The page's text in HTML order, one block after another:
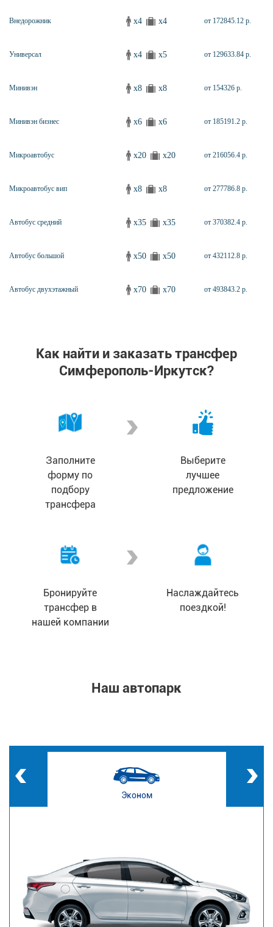
Внедорожник x4 x4 от 172845.12 р.
Универсал x4 x5 от 129633.84 р.
Минивэн x8 x8 от 154326 р.
Минивэн бизнес x6 x6 от 185191.2 р.
Микроавтобус x20 x20 от 216056.4 р.
Микроавтобус вип x8 x8 от 277786.8 р.
Автобус средний x35 x35 от 370382.4 р.
Автобус большой x50 x50 от 432112.8 р.
Автобус двухэтажный x70 x70 от 493843.2 р.
Как найти и заказать трансфер
Симферополь-Иркутск?
Заполните
форму по
подбору
трансфера
Выберите
лучшее
предложение
Бронируйте
трансфер в
нашей компании
Наслаждайтесь
поездкой!
Наш автопарк
Эконом